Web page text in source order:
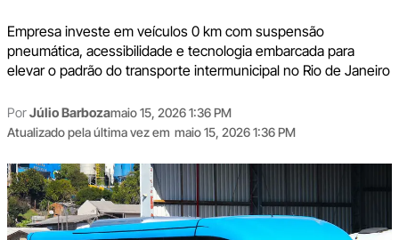
Empresa investe em veículos 0 km com suspensão
pneumática, acessibilidade e tecnologia embarcada para
elevar o padrão do transporte intermunicipal no Rio de Janeiro
PorJúlio Barbozamaio 15, 2026 1:36 PM
Atualizado pela última vez em maio 15, 2026 1:36 PM